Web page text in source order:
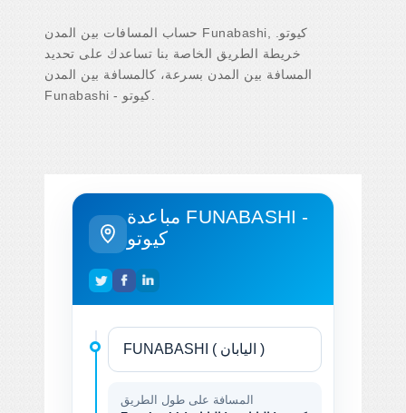
حساب المسافات بين المدن Funabashi, كيوتو.
خريطة الطريق الخاصة بنا تساعدك على تحديد
المسافة بين المدن بسرعة، كالمسافة بين المدن
مباعدة FUNABASHI -
كيوتو
المسافة على طول الطريق